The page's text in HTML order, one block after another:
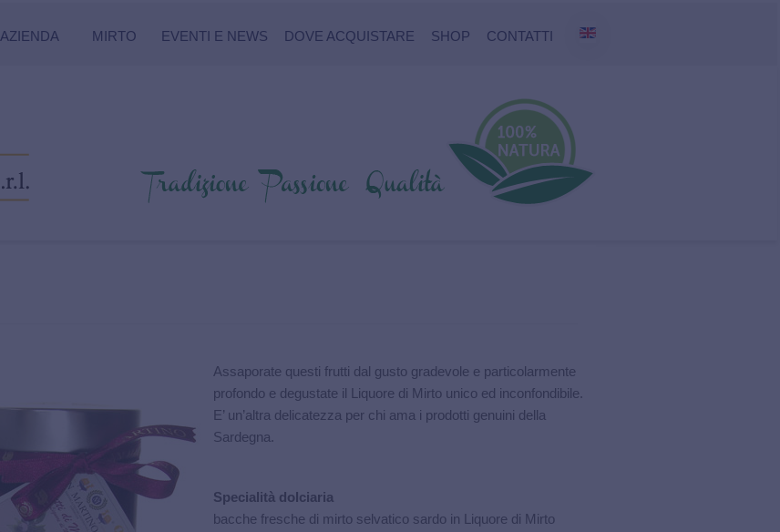
AZIENDA MIRTO EVENTI E NEWS DOVE ACQUISTARE SHOP CONTATTI
Assaporate questi frutti dal gusto gradevole e particolarmente
profondo e degustate il Liquore di Mirto unico ed inconfondibile.
E’ un’altra delicatezza per chi ama i prodotti genuini della
Sardegna.
Specialità dolciaria
bacche fresche di mirto selvatico sardo in Liquore di Mirto